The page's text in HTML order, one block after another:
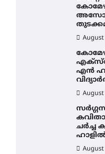
August
എൻ
August
ചർച്ച
August